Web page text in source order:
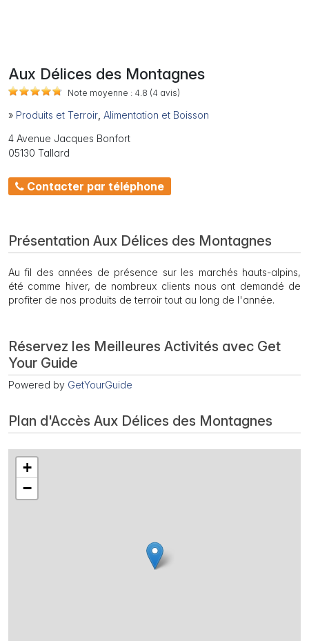
Aux Délices des Montagnes
Note moyenne : 4.8 (4 avis)
» Produits et Terroir Alimentation et Boisson
4 Avenue Jacques Bonfort
05130 Tallard
Contacter par téléphone
Présentation Aux Délices des Montagnes
Au fil des années de présence sur les marchés hauts-alpins,
été comme hiver, de nombreux clients nous ont demandé de
profiter de nos produits de terroir tout au long de l'année.
Réservez les Meilleures Activités avec Get
Your Guide
Powered by GetYourGuide
Plan d'Accès Aux Délices des Montagnes
+
−